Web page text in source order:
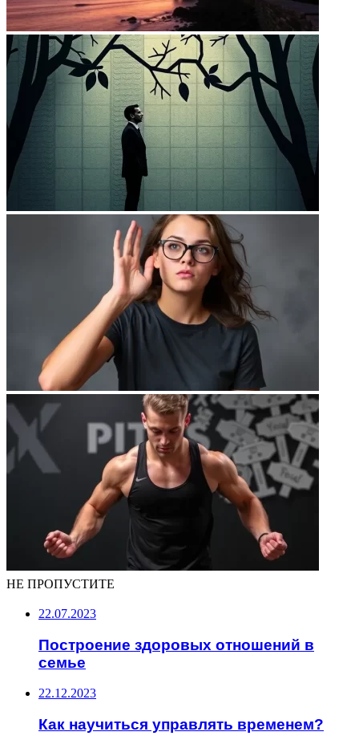
НЕ ПРОПУСТИТЕ
22.07.2023
Построение здоровых отношений в
семье
22.12.2023
Как научиться управлять временем?